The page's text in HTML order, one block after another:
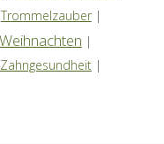
Trommelzauber|
Weihnachten |
Zahngesundheit|